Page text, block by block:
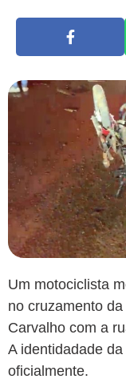
Um motociclista
no cruzamento
Carvalho com a
A identidadade
oficialmente.